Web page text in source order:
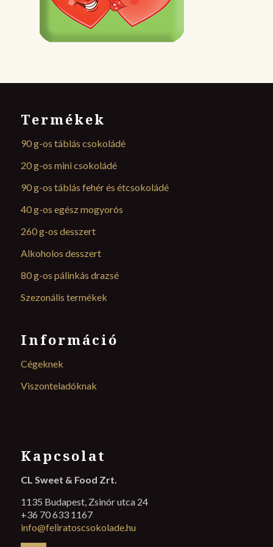
Termékek
90 g-os táblás csokoládé
20 g-os mini csokoládé
90 g-os táblás fehér és étcsokoládé
40 g-os egész mogyorós
260 g-os desszert
Alkoholos desszert
80 g-os pálinkás drazsé
Szezonális termékek
Információ
Cégeknek
Viszonteladóknak
Kapcsolat
CL Sweet & Food Zrt.
1135 Budapest, Zsinór utca 24
+36 70 633 1167
info@feliratoscsokolade.hu